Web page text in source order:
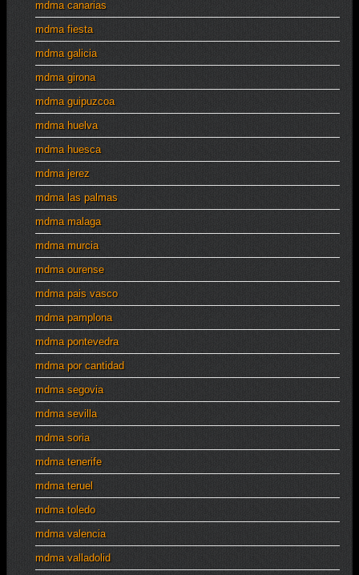
mdma canarias
mdma fiesta
mdma galicia
mdma girona
mdma guipuzcoa
mdma huelva
mdma huesca
mdma jerez
mdma las palmas
mdma malaga
mdma murcia
mdma ourense
mdma pais vasco
mdma pamplona
mdma pontevedra
mdma por cantidad
mdma segovia
mdma sevilla
mdma soria
mdma tenerife
mdma teruel
mdma toledo
mdma valencia
mdma valladolid